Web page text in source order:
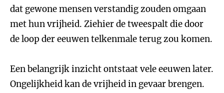
dat gewone mensen verstandig zouden omgaan
met hun vrijheid. Ziehier de tweespalt die door
de loop der eeuwen telkenmale terug zou komen.
Een belangrijk inzicht ontstaat vele eeuwen later.
Ongelijkheid kan de vrijheid in gevaar brengen.